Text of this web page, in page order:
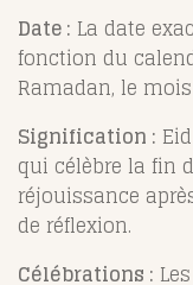
Date : La date
fonction du
Ramadan, le
Signification :
qui célèbre la fin
réjouissance
de réflexion.
Célébrations :